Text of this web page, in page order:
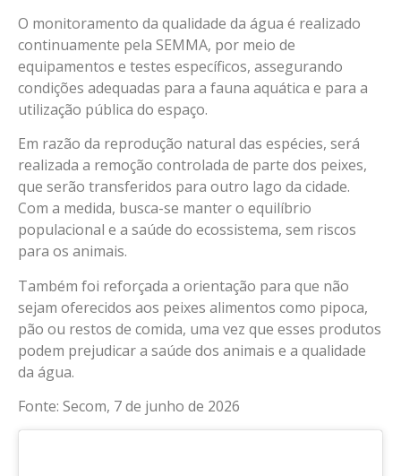
O monitoramento da qualidade da água é realizado
continuamente pela SEMMA, por meio de
equipamentos e testes específicos, assegurando
condições adequadas para a fauna aquática e para a
utilização pública do espaço.
Em razão da reprodução natural das espécies, será
realizada a remoção controlada de parte dos peixes,
que serão transferidos para outro lago da cidade.
Com a medida, busca-se manter o equilíbrio
populacional e a saúde do ecossistema, sem riscos
para os animais.
Também foi reforçada a orientação para que não
sejam oferecidos aos peixes alimentos como pipoca,
pão ou restos de comida, uma vez que esses produtos
podem prejudicar a saúde dos animais e a qualidade
da água.
Fonte: Secom, 7 de junho de 2026